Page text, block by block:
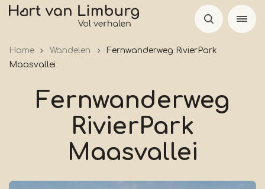
Skip
Home Wandelen
Fernwanderweg RivierPark
Maasvallei
Fernwanderweg
RivierPark
Maasvallei